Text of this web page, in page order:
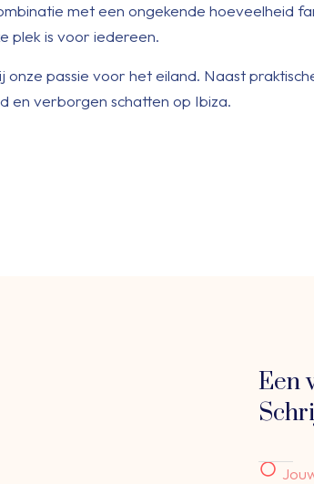
met een ongekende hoeveelheid
plek is voor iedereen.
onze passie voor het eiland. Naast
en verborgen schatten op Ibiza.
Een